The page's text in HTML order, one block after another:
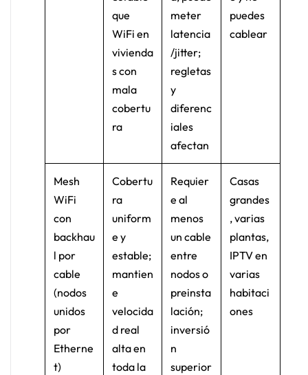
que
WiFi en
vivienda
s con
mala
cobertu
ra
meter
latencia
/jitter;
regletas
y
diferenc
iales
afectan
puedes
cablear
Mesh
WiFi
con
backhau
l por
cable
(nodos
unidos
por
Etherne
t)
Cobertu
ra
uniform
e y
estable;
mantien
e
velocida
d real
alta en
toda la
Requier
e al
menos
un cable
entre
nodos o
preinsta
lación;
inversió
n
superior
Casas
grandes
, varias
plantas,
IPTV en
varias
habitaci
ones